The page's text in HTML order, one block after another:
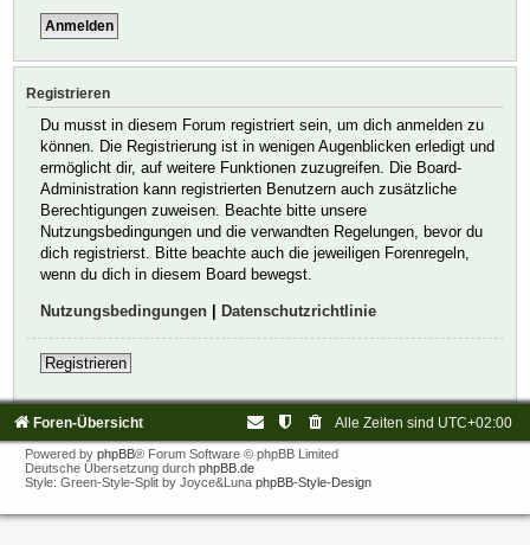
Registrieren
Du musst in diesem Forum registriert sein, um dich anmelden zu
können. Die Registrierung ist in wenigen Augenblicken erledigt und
ermöglicht dir, auf weitere Funktionen zuzugreifen. Die Board-
Administration kann registrierten Benutzern auch zusätzliche
Berechtigungen zuweisen. Beachte bitte unsere
Nutzungsbedingungen und die verwandten Regelungen, bevor du
dich registrierst. Bitte beachte auch die jeweiligen Forenregeln,
wenn du dich in diesem Board bewegst.
Nutzungsbedingungen Datenschutzrichtlinie
Registrieren
Foren-Übersicht Alle Zeiten sind UTC+02:00
Powered by phpBB® Forum Software © phpBB Limited
Deutsche Übersetzung durch phpBB.de
Style: Green-Style-Split by Joyce&Luna phpBB-Style-Design